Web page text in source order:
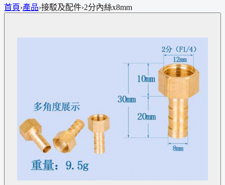
首頁›產品›接駁及配件›2分內絲x8mm